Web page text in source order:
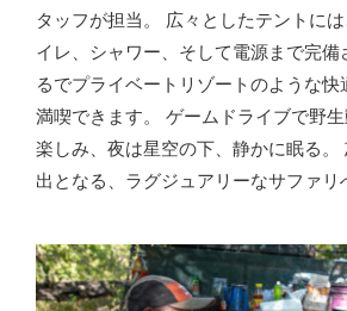
タッフが担当。 広々としたテントに
イレ、シャワー、そして電源まで完備
るでプライベートリゾートのような快
満喫できます。 ゲームドライブで野
楽しみ、夜は星空の下、静かに眠る。
出となる、ラグジュアリーなサファリ